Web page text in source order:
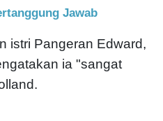
Jawab
istri Pangeran Edward,
ia "sangat